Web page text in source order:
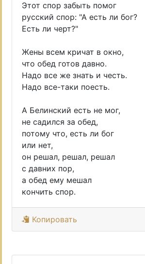
Этот спор забыть помог
русский спор: "А есть ли бог?
Есть ли черт?"
Жены всем кричат в окно,
что обед готов давно.
Надо все же знать и честь.
Надо все-таки поесть.
А Белинский есть не мог,
не садился за обед,
потому что, есть ли бог
или нет,
он решал, решал, решал
с давних пор,
а обед ему мешал
кончить спор.
Копировать